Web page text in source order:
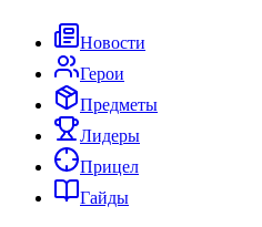
Новости
Герои
Предметы
Лидеры
Прицел
Гайды